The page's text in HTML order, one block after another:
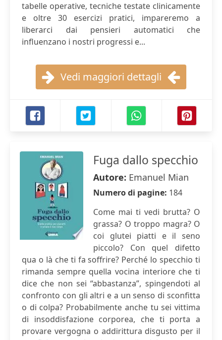
tabelle operative, tecniche testate clinicamente
e oltre 30 esercizi pratici, impareremo a
liberarci dai pensieri automatici che
influenzano i nostri progressi e...
Vedi maggiori dettagli
Fuga dallo specchio
Autore: Emanuel Mian
Numero di pagine: 184
Come mai ti vedi brutta? O
grassa? O troppo magra? O
coi glutei piatti e il seno
piccolo? Con quel difetto
qua o là che ti fa soffrire? Perché lo specchio ti
rimanda sempre quella vocina interiore che ti
dice che non sei “abbastanza”, spingendoti al
confronto con gli altri e a un senso di sconfitta
o di colpa? Probabilmente anche tu sei vittima
di insoddisfazione corporea, che ti porta a
provare vergogna o addirittura disgusto per il